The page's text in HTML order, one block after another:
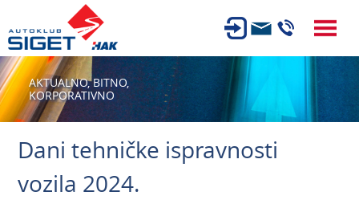
ČLANSTVO
TEHNIČKI PREGLED
AUTOSERVIS
AKTUALNO,BITNO,
KORPORATIVNO
Dani tehničke ispravnosti
vozila 2024.